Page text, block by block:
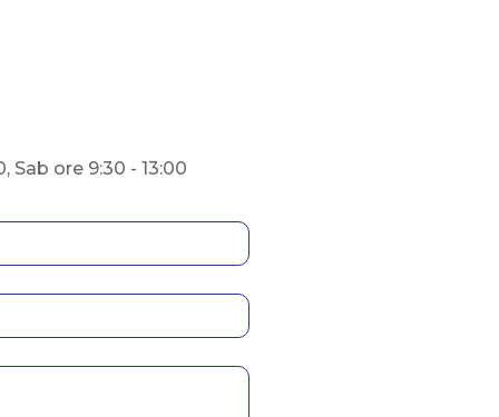
Sab ore 9:30 - 13:00